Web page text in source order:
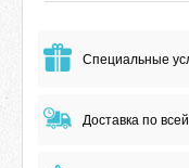
Специальные
Доставка по